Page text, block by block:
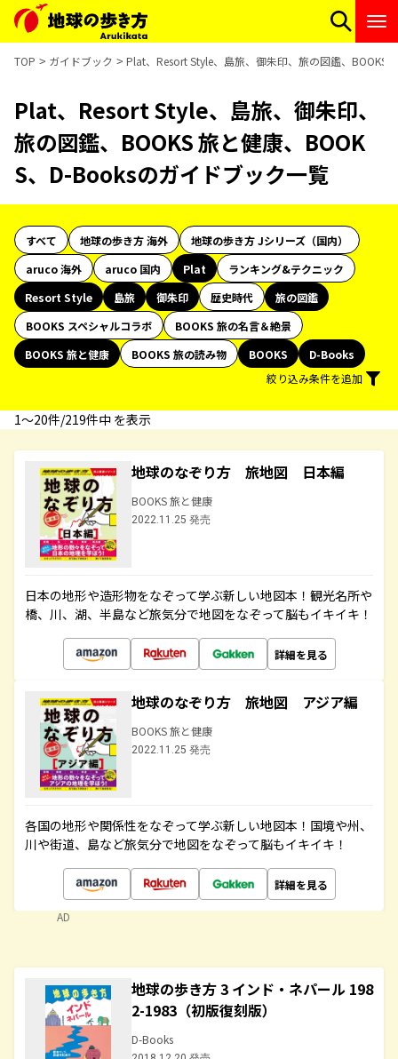
TOP ガイドブック Plat、Resort Style、島旅、御朱印、旅の図鑑、BOOKS
Plat、Resort Style、島旅、御朱印、
旅の図鑑、BOOKS 旅と健康、BOOK
S、D-Booksのガイドブック一覧
すべて 地球の歩き方 海外
地球の歩き方 Jシリーズ（国内）
aruco 海外
aruco 国内 Plat
ランキング&テクニック
Resort Style
島旅 御朱印 歴史時代
旅の図鑑
BOOKS スペシャルコラボ
BOOKS 旅の名言＆絶景
BOOKS 旅と健康
BOOKS 旅の読み物 BOOKS
D-Books
絞り込み条件を追加
1〜20件/219件中 を表示
地球のなぞり方 旅地図 日本編
BOOKS 旅と健康
2022.11.25 発売
日本の地形や造形物をなぞって学ぶ新しい地図本！観光名所や
橋、川、湖、半島など旅気分で地図をなぞって脳もイキイキ！
詳細を見る
地球のなぞり方 旅地図 アジア編
BOOKS 旅と健康
2022.11.25 発売
各国の地形や関係性をなぞって学ぶ新しい地図本！国境や州、
川や街道、島など旅気分で地図をなぞって脳もイキイキ！
詳細を見る
AD
地球の歩き方 3 インド・ネパール 198
2-1983（初版復刻版）
D-Books